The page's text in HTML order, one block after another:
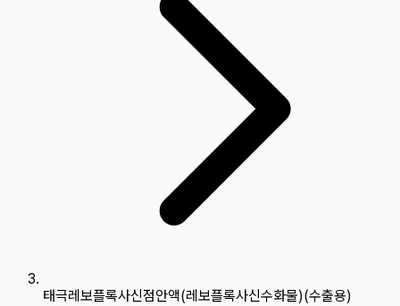
태극레보플록사신점안액(레보플록사신수화물)(수출용)